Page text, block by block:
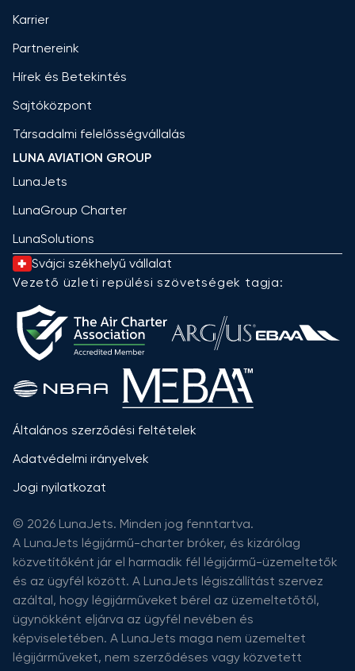
Karrier
Partnereink
Hírek és Betekintés
Sajtóközpont
Társadalmi felelősségvállalás
LUNA AVIATION GROUP
LunaJets
LunaGroup Charter
LunaSolutions
Svájci székhelyű vállalat
Vezető üzleti repülési szövetségek tagja:
Általános szerződési feltételek
Adatvédelmi irányelvek
Jogi nyilatkozat
© 2026 LunaJets. Minden jog fenntartva.
A LunaJets légijármű-charter bróker, és kizárólag
közvetítőként jár el harmadik fél légijármű-üzemeltetők
és az ügyfél között. A LunaJets légiszállítást szervez
azáltal, hogy légijárműveket bérel az üzemeltetőtől,
ügynökként eljárva az ügyfél nevében és
képviseletében. A LunaJets maga nem üzemeltet
légijárműveket, nem szerződéses vagy közvetett